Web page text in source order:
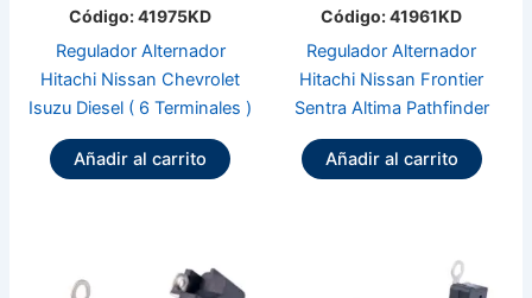
Código: 41975KD
Regulador Alternador
Hitachi Nissan Chevrolet
Isuzu Diesel ( 6 Terminales )
Añadir al carrito
Código: 41961KD
Regulador Alternador
Hitachi Nissan Frontier
Sentra Altima Pathfinder
Añadir al carrito